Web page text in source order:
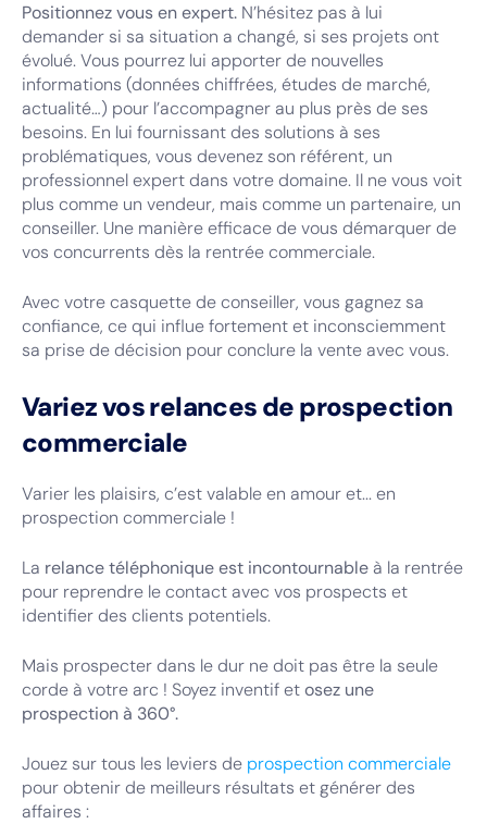
Positionnez vous en expert. N’hésitez pas à lui
demander si sa situation a changé, si ses projets ont
évolué. Vous pourrez lui apporter de nouvelles
informations (données chiffrées, études de marché,
actualité…) pour l’accompagner au plus près de ses
besoins. En lui fournissant des solutions à ses
problématiques, vous devenez son référent, un
professionnel expert dans votre domaine. Il ne vous voit
plus comme un vendeur, mais comme un partenaire, un
conseiller. Une manière efficace de vous démarquer de
vos concurrents dès la rentrée commerciale.
Avec votre casquette de conseiller, vous gagnez sa
confiance, ce qui influe fortement et inconsciemment
sa prise de décision pour conclure la vente avec vous.
Variez vos relances de prospection
commerciale
Varier les plaisirs, c’est valable en amour et... en
prospection commerciale !
La relance téléphonique est incontournableà la rentrée
pour reprendre le contact avec vos prospects et
identifier des clients potentiels.
Mais prospecter dans le dur ne doit pas être la seule
corde à votre arc ! Soyez inventif etosez une
prospection à 360°.
Jouez sur tous les leviers de prospection commerciale
pour obtenir de meilleurs résultats et générer des
affaires :